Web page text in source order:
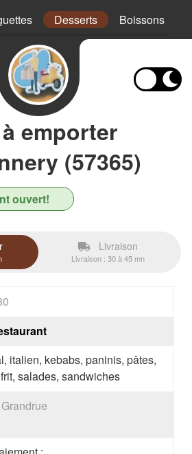
Desserts Boissons
emporter
(57365)
ouvert!
Livraison
Livraison : 30 à 45 mn
italien, kebabs, paninis, pâtes,
salades, sandwiches